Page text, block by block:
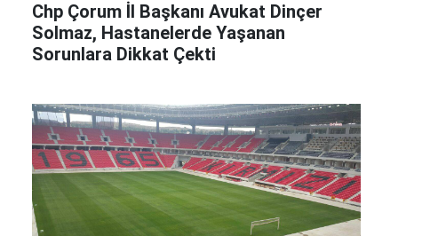
Chp Çorum İl Başkanı Avukat Dinçer
Solmaz, Hastanelerde Yaşanan
Sorunlara Dikkat Çekti